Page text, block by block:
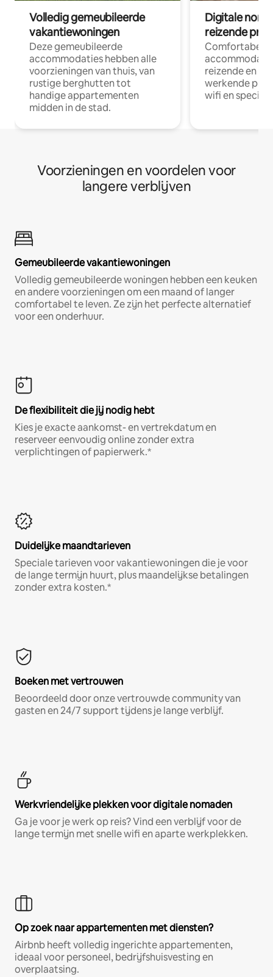
Volledig gemeubileerde
vakantiewoningen
Deze gemeubileerde
accommodaties hebben alle
voorzieningen van thuis, van
rustige berghutten tot
handige appartementen
midden in de stad.
Digitale
reizende
Comfortabele
reizende en
werkende
wifi en
Voorzieningen en voordelen voor
langere verblijven
Gemeubileerde vakantiewoningen
Volledig gemeubileerde woningen hebben een keuken
en andere voorzieningen om een maand of langer
comfortabel te leven. Ze zijn het perfecte alternatief
voor een onderhuur.
De flexibiliteit die jij nodig hebt
Kies je exacte aankomst- en vertrekdatum en
reserveer eenvoudig online zonder extra
verplichtingen of papierwerk.*
Duidelijke maandtarieven
Speciale tarieven voor vakantiewoningen die je voor
de lange termijn huurt, plus maandelijkse betalingen
zonder extra kosten.*
Boeken met vertrouwen
Beoordeeld door onze vertrouwde community van
gasten en 24/7 support tijdens je lange verblijf.
Werkvriendelijke plekken voor digitale nomaden
Ga je voor je werk op reis? Vind een verblijf voor de
lange termijn met snelle wifi en aparte werkplekken.
Op zoek naar appartementen met diensten?
Airbnb heeft volledig ingerichte appartementen,
ideaal voor personeel, bedrijfshuisvesting en
overplaatsing.